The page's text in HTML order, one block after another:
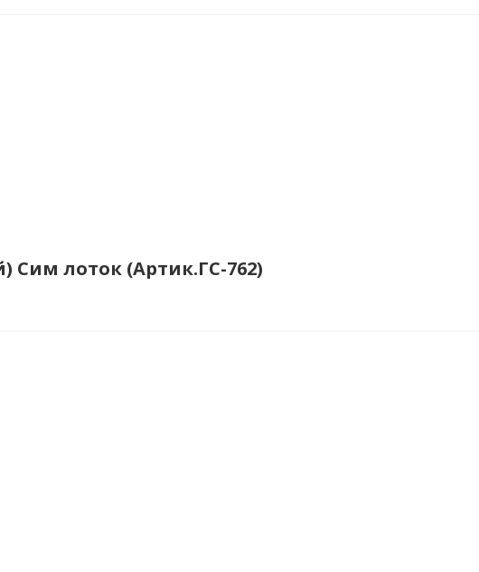
Сим лоток (Артик.ГС-762)